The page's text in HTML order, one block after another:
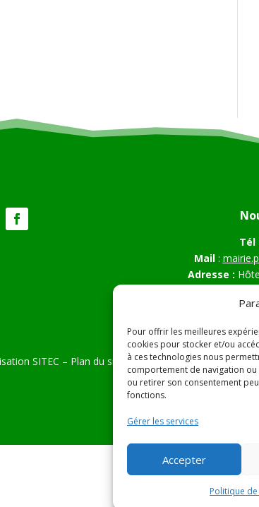
Pour offrir les meilleures
cookies pour stocker et/ou
à ces technologies nous
comportement de navigation
ou retirer son consentement
fonctions.
Gérer les services
Accepter
Politique
Tél
Mail:
Adresse :
SITEC – Plan du site – Mentions Légales